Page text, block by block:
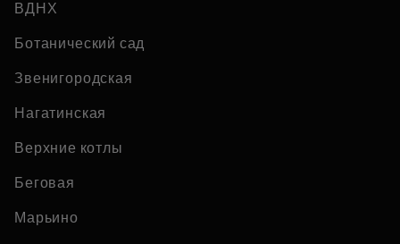
ВДНХ
Ботанический сад
Звенигородская
Нагатинская
Верхние котлы
Беговая
Марьино